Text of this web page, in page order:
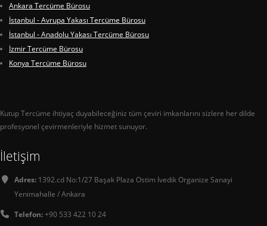
Ankara Tercüme Bürosu
İstanbul - Avrupa Yakası Tercüme Bürosu
İstanbul - Anadolu Yakası Tercüme Bürosu
İzmir Tercüme Bürosu
Konya Tercüme Bürosu
Kutup Tercüme ihtiyaç duyabileceğiniz tüm çeviri imkanlarını sizlere her dilde
profesyonel çevirmenleriyle hizmet sunuyor.
İletişim
Adres: 1392.cd No:1/27 Başak Plaza Ostim İvedik Organize Sanayi
Yenimahalle / Ankara
Telefon:+90 533 422 10 24